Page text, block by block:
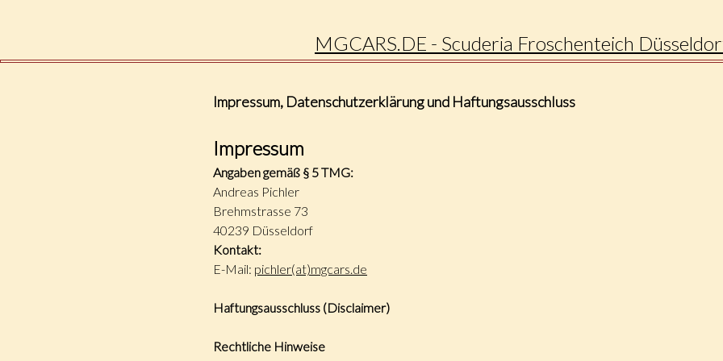
MGCARS.DE - Scuderia Froschenteich
Impressum, Datenschutzerklärung und Haftungsausschluss
Impressum
Angaben gemäß § 5 TMG:
Andreas Pichler
Brehmstrasse 73
40239 Düsseldorf
Kontakt:
E-Mail: pichler(at)mgcars.de
Haftungsausschluss (Disclaimer)
Rechtliche Hinweise